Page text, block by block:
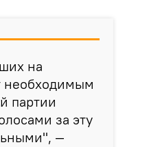
на
необходимым
партии
за эту
—